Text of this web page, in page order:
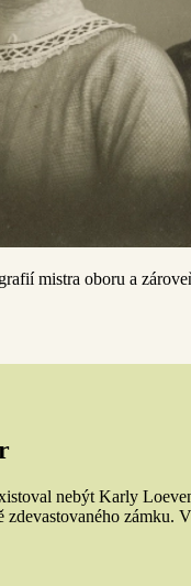
mistra oboru a
nebýt Karly